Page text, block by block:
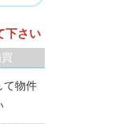
下さい
て物件